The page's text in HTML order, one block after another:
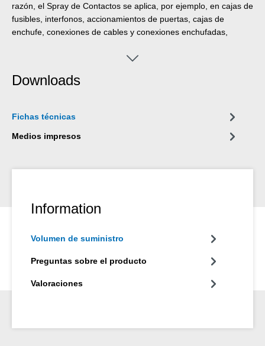
razón, el Spray de Contactos se aplica, por ejemplo, en cajas de
fusibles, interfonos, accionamientos de puertas, cajas de
enchufe, conexiones de cables y conexiones enchufadas,
eléctricos de jardinería así como sistemas de iluminación.
Downloads
Fichas técnicas
Medios impresos
Information
Volumen de suministro
Preguntas sobre el producto
Valoraciones